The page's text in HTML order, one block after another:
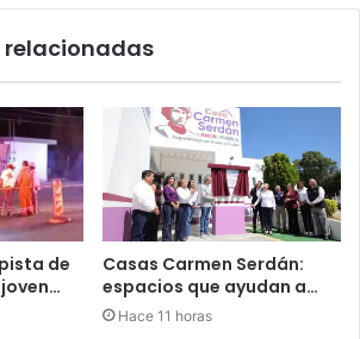
relacionadas
de
Casas Carmen Serdán:
espacios que ayudan a…
Hace 11 horas